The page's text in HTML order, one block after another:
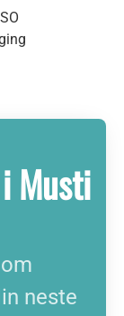
Musti
neste